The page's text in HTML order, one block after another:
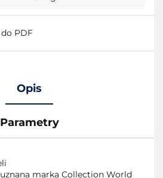
PDF
Opis
Parametry
marka Collection World